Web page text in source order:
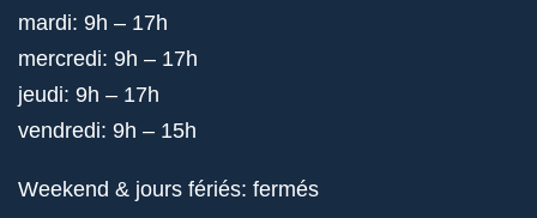
mardi: 9h – 17h
mercredi: 9h – 17h
jeudi: 9h – 17h
vendredi: 9h – 15h
Weekend & jours fériés: fermés